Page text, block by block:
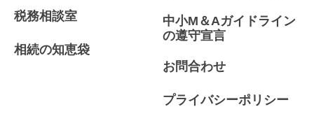
税務相談室
相続の知恵袋
中小M＆Aガイドライン
の遵守宣言
お問合わせ
プライバシーポリシー